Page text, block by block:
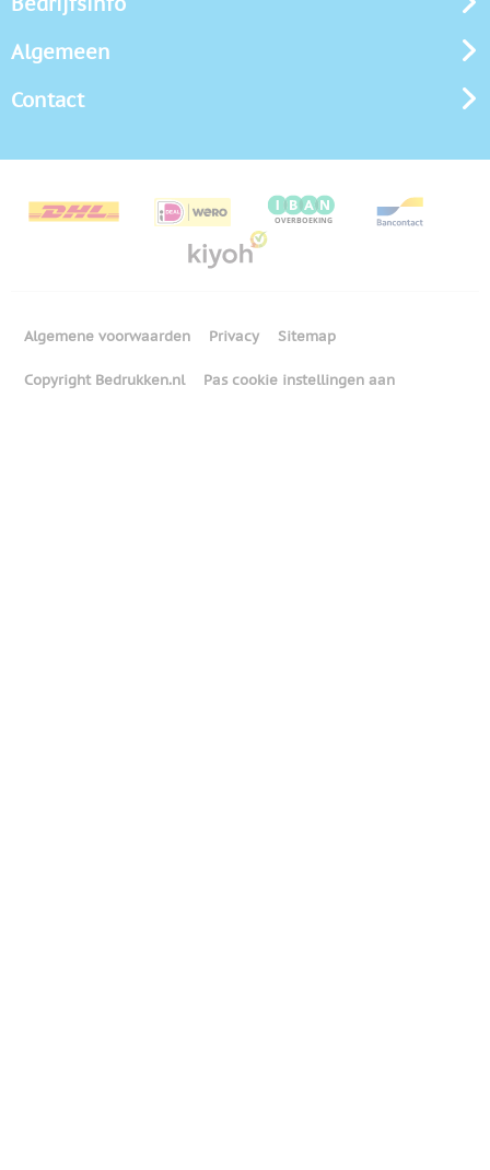
Algemeen
Contact
Algemene voorwaarden Privacy Sitemap
Copyright Bedrukken.nl Pas cookie instellingen aan